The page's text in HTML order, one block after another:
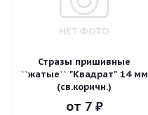
Стразы пришивные
``жатые`` "Квадрат" 14 мм
(св.коричн.)
от 7 ₽